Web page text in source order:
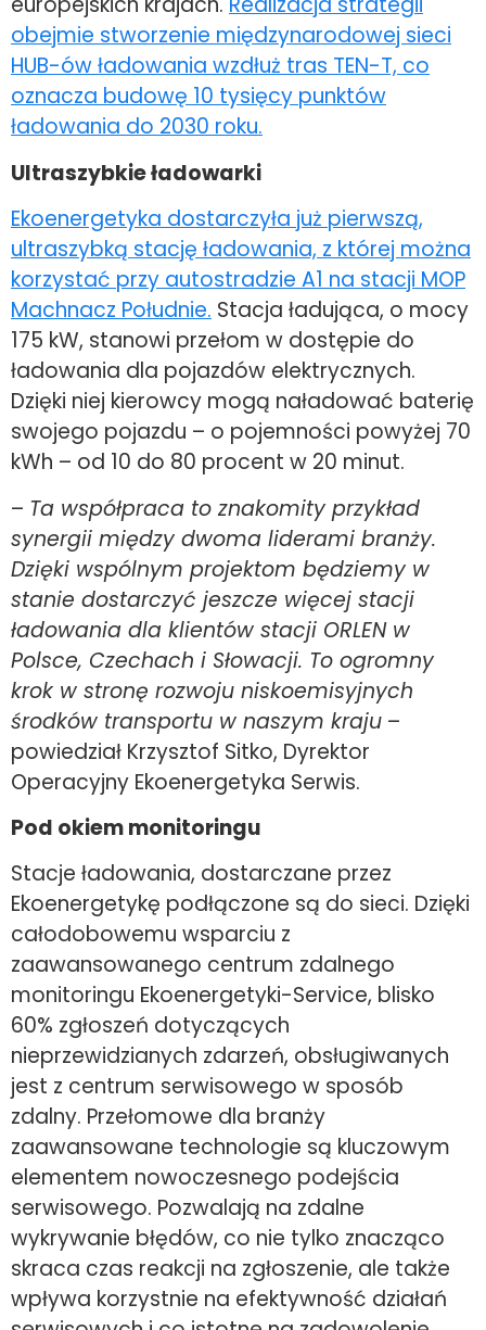
obejmie stworzenie międzynarodowej sieci
HUB-ów ładowania wzdłuż tras TEN-T, co
oznacza budowę 10 tysięcy punktów
ładowania do 2030 roku.
Ultraszybkie ładowarki
Ekoenergetyka dostarczyła już pierwszą,
ultraszybką stację ładowania, z której można
korzystać przy autostradzie A1 na stacji MOP
Machnacz Południe. Stacja ładująca, o mocy
175 kW, stanowi przełom w dostępie do
ładowania dla pojazdów elektrycznych.
Dzięki niej kierowcy mogą naładować baterię
swojego pojazdu – o pojemności powyżej 70
kWh – od 10 do 80 procent w 20 minut.
– Ta współpraca to znakomity przykład
synergii między dwoma liderami branży.
Dzięki wspólnym projektom będziemy w
stanie dostarczyć jeszcze więcej stacji
ładowania dla klientów stacji ORLEN w
Polsce, Czechach i Słowacji. To ogromny
krok w stronę rozwoju niskoemisyjnych
środków transportu w naszym kraju –
powiedział Krzysztof Sitko, Dyrektor
Operacyjny Ekoenergetyka Serwis.
Pod okiem monitoringu
Stacje ładowania, dostarczane przez
Ekoenergetykę podłączone są do sieci. Dzięki
całodobowemu wsparciu z
zaawansowanego centrum zdalnego
monitoringu Ekoenergetyki-Service, blisko
60% zgłoszeń dotyczących
nieprzewidzianych zdarzeń, obsługiwanych
jest z centrum serwisowego w sposób
zdalny. Przełomowe dla branży
zaawansowane technologie są kluczowym
elementem nowoczesnego podejścia
serwisowego. Pozwalają na zdalne
wykrywanie błędów, co nie tylko znacząco
skraca czas reakcji na zgłoszenie, ale także
wpływa korzystnie na efektywność działań